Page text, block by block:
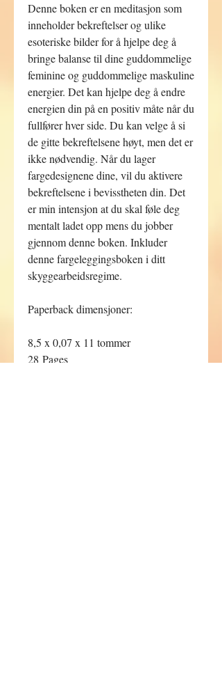
Denne boken er en meditasjon som
inneholder bekreftelser og ulike
esoteriske bilder for å hjelpe deg å
bringe balanse til dine guddommelige
feminine og guddommelige maskuline
energier. Det kan hjelpe deg å endre
energien din på en positiv måte når du
fullfører hver side. Du kan velge å si
de gitte bekreftelsene høyt, men det er
ikke nødvendig. Når du lager
fargedesignene dine, vil du aktivere
bekreftelsene i bevisstheten din. Det
er min intensjon at du skal føle deg
mentalt ladet opp mens du jobber
gjennom denne boken. Inkluder
denne fargeleggingsboken i ditt
skyggearbeidsregime.
Paperback dimensjoner:
8,5 x 0,07 x 11 tommer
28 Pages